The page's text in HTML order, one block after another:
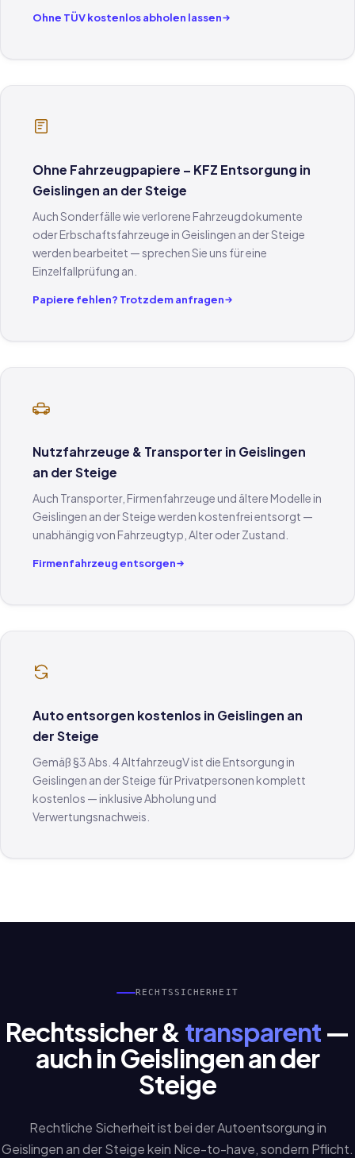
Ohne TÜV kostenlos abholen lassen
Ohne Fahrzeugpapiere – KFZ Entsorgung in
Geislingen an der Steige
Auch Sonderfälle wie verlorene Fahrzeugdokumente
oder Erbschaftsfahrzeuge in Geislingen an der Steige
werden bearbeitet — sprechen Sie uns für eine
Einzelfallprüfung an.
Papiere fehlen? Trotzdem anfragen
Nutzfahrzeuge & Transporter in Geislingen
an der Steige
Auch Transporter, Firmenfahrzeuge und ältere Modelle in
Geislingen an der Steige werden kostenfrei entsorgt —
unabhängig von Fahrzeugtyp, Alter oder Zustand.
Firmenfahrzeug entsorgen
Auto entsorgen kostenlos in Geislingen an
der Steige
Gemäß §3 Abs. 4 AltfahrzeugV ist die Entsorgung in
Geislingen an der Steige für Privatpersonen komplett
kostenlos — inklusive Abholung und
Verwertungsnachweis.
RECHTSSICHERHEIT
Rechtssicher & transparent—
auch in Geislingen an der
Steige
Rechtliche Sicherheit ist bei der Autoentsorgung in
Geislingen an der Steige kein Nice-to-have, sondern Pflicht.